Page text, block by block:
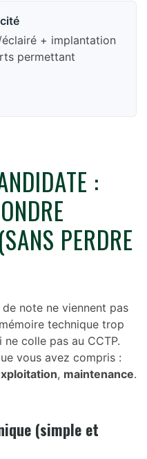
+ implantation
permettant
:
PERDRE
note ne viennent pas
technique trop
ne colle pas au CCTP.
vous avez compris :
, maintenance.
(simple et